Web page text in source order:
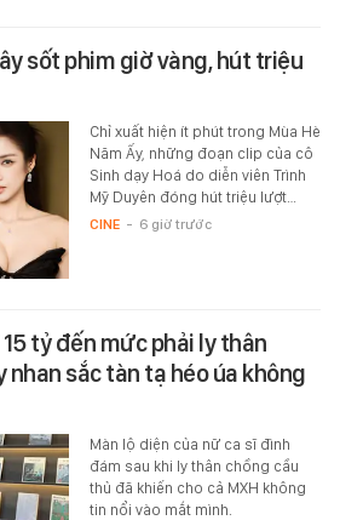
sốt phim giờ vàng, hút triệu
Chỉ xuất hiện ít phút trong Mùa Hè
Năm Ấy, những đoạn clip của cô
Sinh dạy Hoá do diễn viên Trình
Mỹ Duyên đóng hút triệu lượt…
CINE - 6 giờ trước
tỷ đến mức phải ly thân
nhan sắc tàn tạ héo úa không
Màn lộ diện của nữ ca sĩ đình
đám sau khi ly thân chồng cầu
thủ đã khiến cho cả MXH không
tin nổi vào mắt mình.